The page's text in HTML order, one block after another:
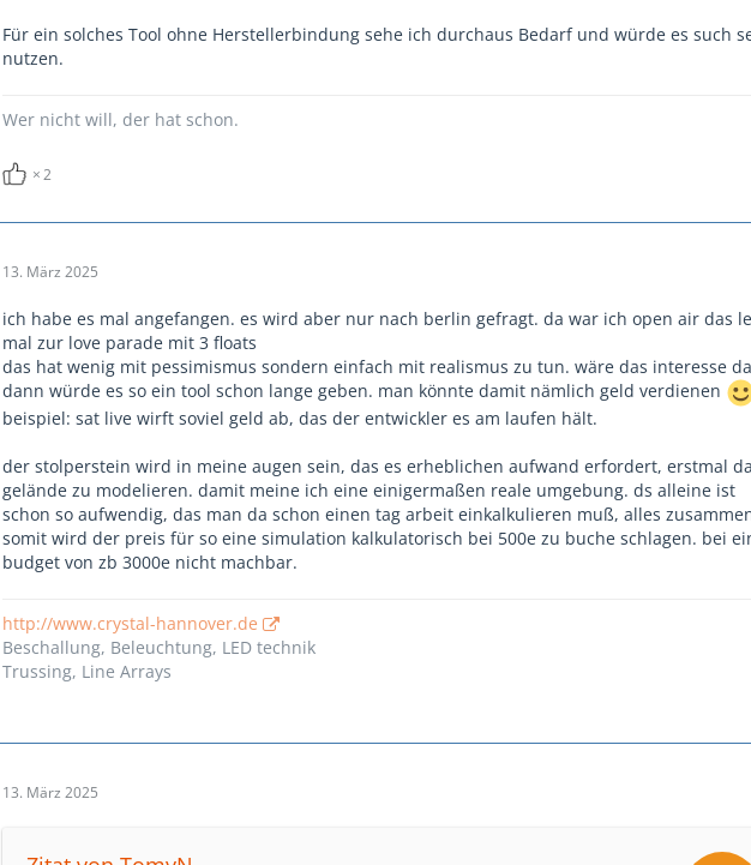
Für ein solches Tool ohne Herstellerbindung sehe ich durchaus Bedarf und würde es such
nutzen.
Wer nicht will, der hat schon.
2
13. März 2025
ich habe es mal angefangen. es wird aber nur nach berlin gefragt. da war ich open air das
mal zur love parade mit 3 floats
das hat wenig mit pessimismus sondern einfach mit realismus zu tun. wäre das interesse
dann würde es so ein tool schon lange geben. man könnte damit nämlich geld verdienen
beispiel: sat live wirft soviel geld ab, das der entwickler es am laufen hält.
der stolperstein wird in meine augen sein, das es erheblichen aufwand erfordert, erstmal
gelände zu modelieren. damit meine ich eine einigermaßen reale umgebung. ds alleine ist
schon so aufwendig, das man da schon einen tag arbeit einkalkulieren muß, alles
somit wird der preis für so eine simulation kalkulatorisch bei 500e zu buche schlagen. bei
budget von zb 3000e nicht machbar.
http://www.crystal-hannover.de
Beschallung, Beleuchtung, LED technik
Trussing, Line Arrays
13. März 2025